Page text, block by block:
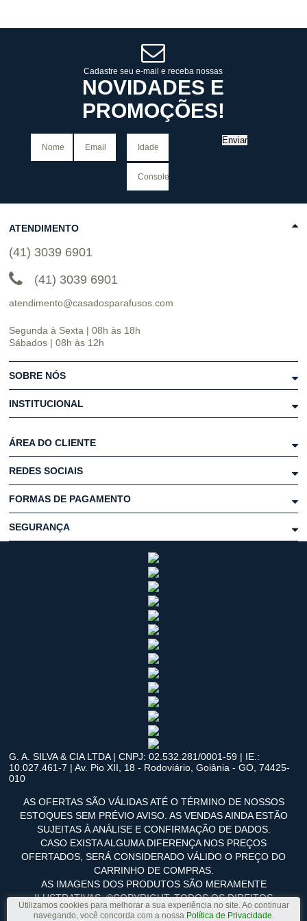
Cadastre seu e-mail e receba nossas
NOVIDADES E
PROMOÇÕES!
Enviar
Utilizamos cookies para melhorar a sua experiência no site. Ao continuar
navegando, você concorda com a nossa Política de Privacidade.
ATENDIMENTO
(41) 3039 6901
(41) 3039 6901
atendimento@casadosparafusos.com
Segunda à Sexta | 08h às 18h
Sábados | 08h às 12h
SOBRE NÓS
INSTITUCIONAL
ÁREA DO CLIENTE
REDES SOCIAIS
FORMAS DE PAGAMENTO
SEGURANÇA
G. A. SILVA & CIA LTDA | CNPJ: 02.532.281/0001-59 | IE.:
10.027.461-7 | Av. Pio XII, 18 - Rodoviário, Goiânia - GO, 74425-
010
AS OFERTAS SÃO VÁLIDAS ATÉ O TÉRMINO DE NOSSOS
ESTOQUES SEM PRÉVIO AVISO. AS VENDAS AINDA ESTÃO
SUJEITAS À ANÁLISE E CONFIRMAÇÃO DE DADOS.
CASO EXISTA ALGUMA DIFERENÇA NOS PREÇOS
OFERTADOS, SERÁ CONSIDERADO VÁLIDO O PREÇO DO
CARRINHO DE COMPRAS.
AS IMAGENS DOS PRODUTOS SÃO MERAMENTE
ILUSTRATIVAS. ©COPYRIGHT. TODOS OS DIREITOS
RESERVADOS.